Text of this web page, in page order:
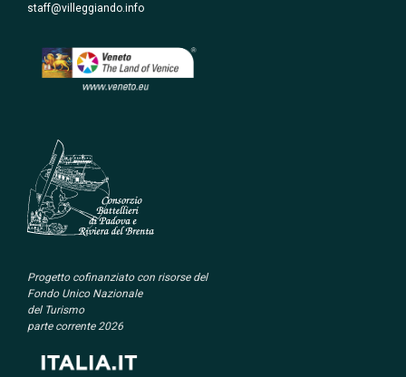
staff@villeggiando.info
Progetto cofinanziato con risorse del
Fondo Unico Nazionale
del Turismo
parte corrente 2026